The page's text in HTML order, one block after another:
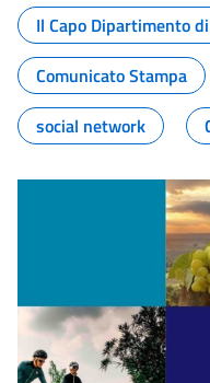
Il Capo Dipartimento
Comunicato Stampa
social network